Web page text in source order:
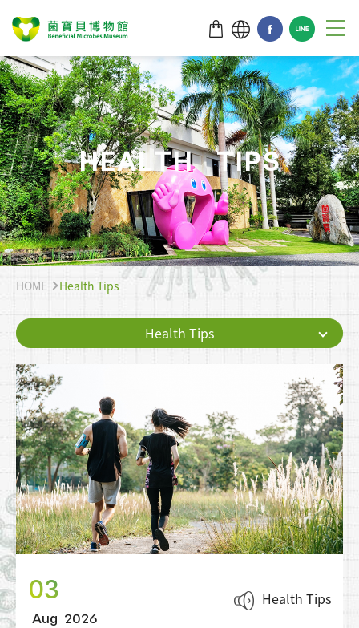
HEALTH TIPS
HOME Health Tips
Health Tips
03
Aug 2026
Health Tips